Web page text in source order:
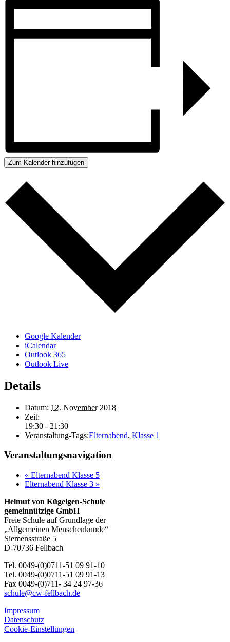
Zum Kalender hinzufügen
Google Kalender
iCalendar
Outlook 365
Outlook Live
Details
Datum: 12. November 2018
Zeit:
19:30 - 21:30
Veranstaltung-Tags:Elternabend, Klasse 1
Veranstaltungsnavigation
« Elternabend Klasse 5
Elternabend Klasse 3 »
Helmut von Kügelgen-Schule
gemeinnützige GmbH
Freie Schule auf Grundlage der
„Allgemeinen Menschenkunde“
Siemensstraße 5
D-70736 Fellbach
Tel. 0049-(0)0711-51 09 91-10
Tel. 0049-(0)0711-51 09 91-13
Fax 0049-(0)711- 34 24 97-36
schule@cw-fellbach.de
Impressum
Datenschutz
Cookie-Einstellungen